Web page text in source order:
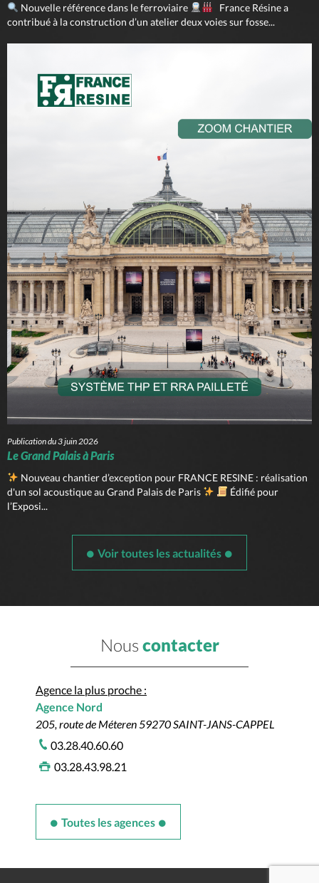
Nouvelle référence dans le ferroviaire
France Résine a
contribué à la construction d’un atelier deux voies sur fosse...
Publication du 3 juin 2026
Le Grand Palais à Paris
Nouveau chantier d’exception pour FRANCE RESINE : réalisation
d'un sol acoustique au Grand Palais de Paris
Édifié pour
l’Exposi...
Voir toutes les actualités
Nous contacter
Agence la plus proche :
Agence Nord
205, route de Méteren 59270 SAINT-JANS-CAPPEL
03.28.40.60.60
03.28.43.98.21
Toutes les agences